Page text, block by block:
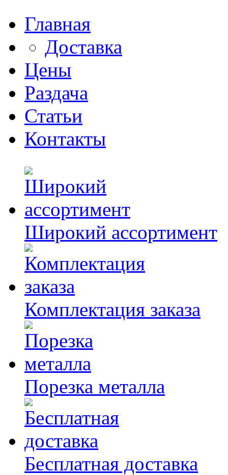
Главная
Доставка
Цены
Раздача
Статьи
Контакты
Широкий ассортимент
Комплектация заказа
Порезка металла
Бесплатная доставка